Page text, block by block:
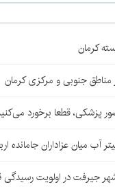
کرمان
مناطق جنوبی و مرکزی کرمان
پزشکی، قطعا برخورد
جیرفت در اولویت